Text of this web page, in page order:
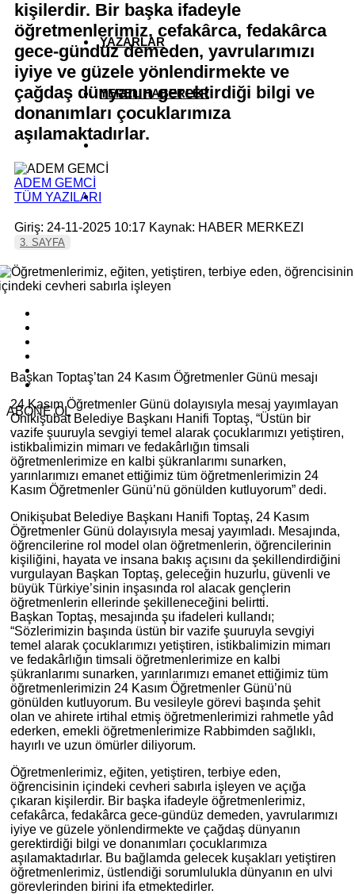
YAZARLAR
YEREL HABERLER
kişilerdir. Bir başka ifadeyle
öğretmenlerimiz, cefakârca, fedakârca
gece-gündüz demeden, yavrularımızı
iyiye ve güzele yönlendirmekte ve
çağdaş dünyanın gerektirdiği bilgi ve
donanımları çocuklarımıza
aşılamaktadırlar.
ADEM GEMCİ
TÜM YAZILARI
Giriş: 24-11-2025 10:17 Kaynak: HABER MERKEZI
3. SAYFA
ABONE OL
Başkan Toptaş’tan 24 Kasım Öğretmenler Günü mesajı
24 Kasım Öğretmenler Günü dolayısıyla mesaj yayımlayan
Onikişubat Belediye Başkanı Hanifi Toptaş, “Üstün bir
vazife şuuruyla sevgiyi temel alarak çocuklarımızı yetiştiren,
istikbalimizin mimarı ve fedakârlığın timsali
öğretmenlerimize en kalbi şükranlarımı sunarken,
yarınlarımızı emanet ettiğimiz tüm öğretmenlerimizin 24
Kasım Öğretmenler Günü’nü gönülden kutluyorum” dedi.
Onikişubat Belediye Başkanı Hanifi Toptaş, 24 Kasım
Öğretmenler Günü dolayısıyla mesaj yayımladı. Mesajında,
öğrencilerine rol model olan öğretmenlerin, öğrencilerinin
kişiliğini, hayata ve insana bakış açısını da şekillendirdiğini
vurgulayan Başkan Toptaş, geleceğin huzurlu, güvenli ve
büyük Türkiye’sinin inşasında rol alacak gençlerin
öğretmenlerin ellerinde şekilleneceğini belirtti.
Başkan Toptaş, mesajında şu ifadeleri kullandı;
“Sözlerimizin başında üstün bir vazife şuuruyla sevgiyi
temel alarak çocuklarımızı yetiştiren, istikbalimizin mimarı
ve fedakârlığın timsali öğretmenlerimize en kalbi
şükranlarımı sunarken, yarınlarımızı emanet ettiğimiz tüm
öğretmenlerimizin 24 Kasım Öğretmenler Günü’nü
gönülden kutluyorum. Bu vesileyle görevi başında şehit
olan ve ahirete irtihal etmiş öğretmenlerimizi rahmetle yâd
ederken, emekli öğretmenlerimize Rabbimden sağlıklı,
hayırlı ve uzun ömürler diliyorum.
Öğretmenlerimiz, eğiten, yetiştiren, terbiye eden,
öğrencisinin içindeki cevheri sabırla işleyen ve açığa
çıkaran kişilerdir. Bir başka ifadeyle öğretmenlerimiz,
cefakârca, fedakârca gece-gündüz demeden, yavrularımızı
iyiye ve güzele yönlendirmekte ve çağdaş dünyanın
gerektirdiği bilgi ve donanımları çocuklarımıza
aşılamaktadırlar. Bu bağlamda gelecek kuşakları yetiştiren
öğretmenlerimiz, üstlendiği sorumlulukla dünyanın en ulvi
görevlerinden birini ifa etmektedirler.